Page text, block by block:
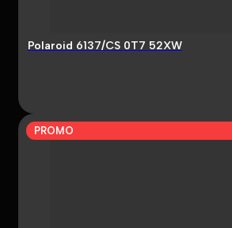
Polaroid 6137/CS 0T7 52XW
PROMO